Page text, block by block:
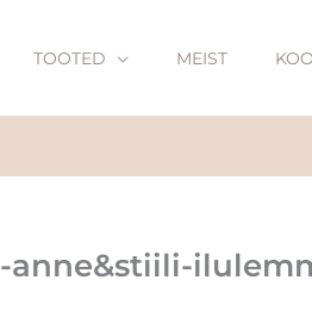
TOOTED MEIST
anne&stiili-